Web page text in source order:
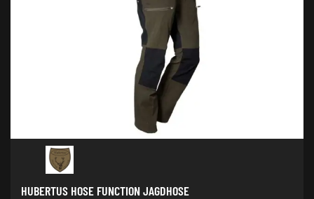
Optionen
können
Produktseite
gewählt
werden
HUBERTUS HOSE FUNCTION JAGDHOSE